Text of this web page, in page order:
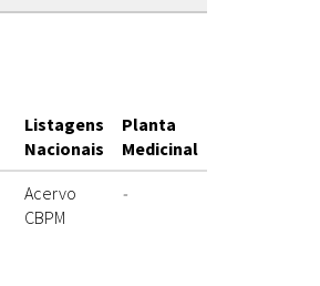
Listagens
Nacionais
Planta
Medicinal
Acervo
CBPM
-